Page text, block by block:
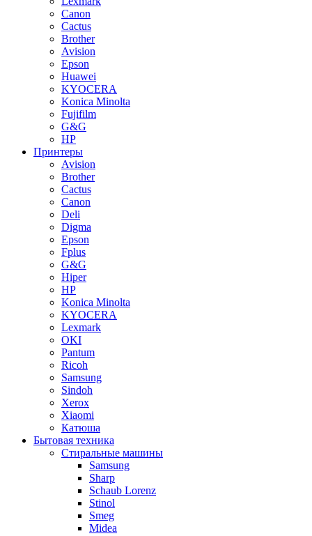
Canon
Cactus
Brother
Avision
Epson
Huawei
KYOCERA
Konica Minolta
Fujifilm
G&G
HP
Принтеры
Avision
Brother
Cactus
Canon
Deli
Digma
Epson
Fplus
G&G
Hiper
HP
Konica Minolta
KYOCERA
Lexmark
OKI
Pantum
Ricoh
Samsung
Sindoh
Xerox
Xiaomi
Катюша
Бытовая техника
Стиральные машины
Samsung
Sharp
Schaub Lorenz
Stinol
Smeg
Midea